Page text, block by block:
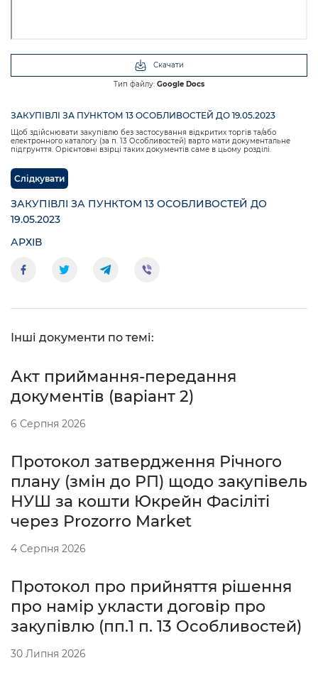
Скачати
Тип файлу: Google Docs
ЗАКУПІВЛІ ЗА ПУНКТОМ 13 ОСОБЛИВОСТЕЙ ДО 19.05.2023
Щоб здійснювати закупівлю без застосування відкритих торгів та/або
електронного каталогу (за п. 13 Особливостей) варто мати документальне
підгрунття. Орієнтовні взірці таких документів саме в цьому розділі.
Слідкувати
ЗАКУПІВЛІ ЗА ПУНКТОМ 13 ОСОБЛИВОСТЕЙ ДО
19.05.2023
АРХІВ
Інші документи по темі:
Акт приймання-передання
документів (варіант 2)
6 Серпня 2026
Протокол затвердження Річного
плану (змін до РП) щодо закупівель
НУШ за кошти Юкрейн Фасіліті
через Prozorro Market
4 Серпня 2026
Протокол про прийняття рішення
про намір укласти договір про
закупівлю (пп.1 п. 13 Особливостей)
30 Липня 2026